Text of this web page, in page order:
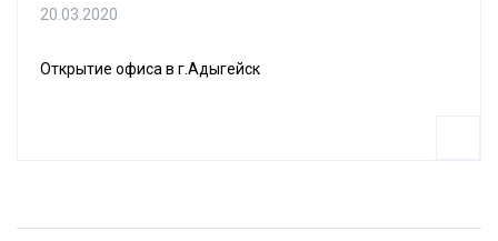
20.03.2020
Открытие офиса в г.Адыгейск